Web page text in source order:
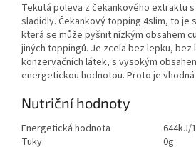
Tekutá poleva z čekankového extraktu
sladidly. Čekankový topping 4slim, to je
která se může pyšnit nízkým obsahem
jiných toppingů. Je zcela bez lepku, bez
konzervačních látek, s vysokým
energetickou hodnotou. Proto je
Nutriční hodnoty
Energetická hodnota
644kJ/
Tuky
0g